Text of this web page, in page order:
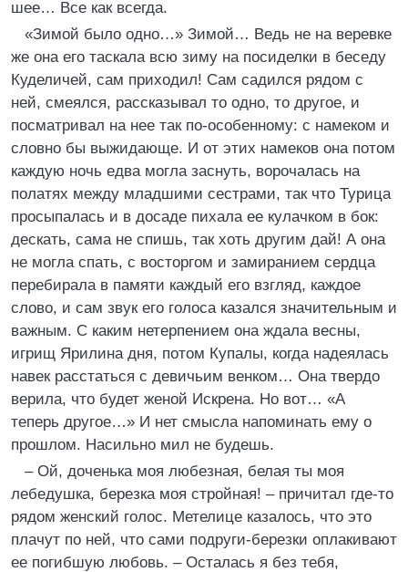
шее… Все как всегда.
«Зимой было одно…» Зимой… Ведь не на веревке
же она его таскала всю зиму на посиделки в беседу
Куделичей, сам приходил! Сам садился рядом с
ней, смеялся, рассказывал то одно, то другое, и
посматривал на нее так по-особенному: с намеком и
словно бы выжидающе. И от этих намеков она потом
каждую ночь едва могла заснуть, ворочалась на
полатях между младшими сестрами, так что Турица
просыпалась и в досаде пихала ее кулачком в бок:
дескать, сама не спишь, так хоть другим дай! А она
не могла спать, с восторгом и замиранием сердца
перебирала в памяти каждый его взгляд, каждое
слово, и сам звук его голоса казался значительным и
важным. С каким нетерпением она ждала весны,
игрищ Ярилина дня, потом Купалы, когда надеялась
навек расстаться с девичьим венком… Она твердо
верила, что будет женой Искрена. Но вот… «А
теперь другое…» И нет смысла напоминать ему о
прошлом. Насильно мил не будешь.
– Ой, доченька моя любезная, белая ты моя
лебедушка, березка моя стройная! – причитал где-то
рядом женский голос. Метелице казалось, что это
плачут по ней, что сами подруги-березки оплакивают
ее погибшую любовь. – Осталась я без тебя,